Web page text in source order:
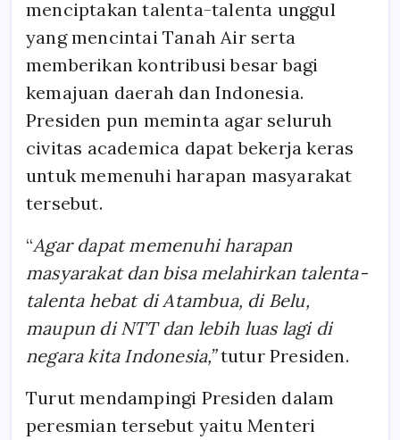
menciptakan talenta-talenta unggul
yang mencintai Tanah Air serta
memberikan kontribusi besar bagi
kemajuan daerah dan Indonesia.
Presiden pun meminta agar seluruh
civitas academica dapat bekerja keras
untuk memenuhi harapan masyarakat
tersebut.
“Agar dapat memenuhi harapan
masyarakat dan bisa melahirkan talenta-
talenta hebat di Atambua, di Belu,
maupun di NTT dan lebih luas lagi di
negara kita Indonesia,”tutur Presiden.
Turut mendampingi Presiden dalam
peresmian tersebut yaitu Menteri